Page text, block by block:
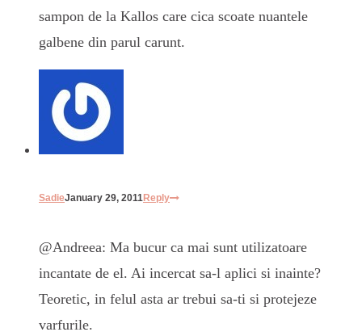
sampon de la Kallos care cica scoate nuantele
galbene din parul carunt.
SadieJanuary 29, 2011Reply
@Andreea: Ma bucur ca mai sunt utilizatoare
incantate de el. Ai incercat sa-l aplici si inainte?
Teoretic, in felul asta ar trebui sa-ti si protejeze
varfurile.